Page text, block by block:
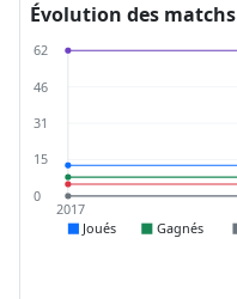
Évolution des matchs
62
46
31
15
0
2017
Joués Gagnés